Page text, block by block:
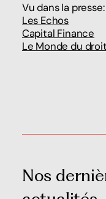
Vu dans la presse:
Les Echos
Capital Finance
Le Monde du droit
Nos